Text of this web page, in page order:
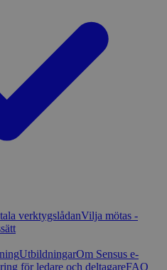
verktygslådanVilja mötas -
UtbildningarOm Sensus e-
för ledare och deltagareFAQ